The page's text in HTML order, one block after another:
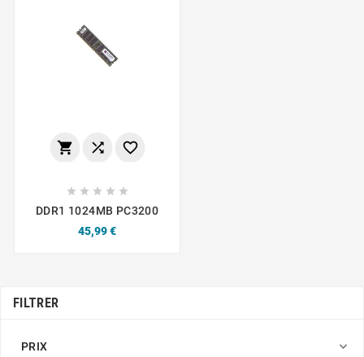
  
    
DDR1 1024MB PC3200
Prix
45,99 €
FILTRER
PRIX 